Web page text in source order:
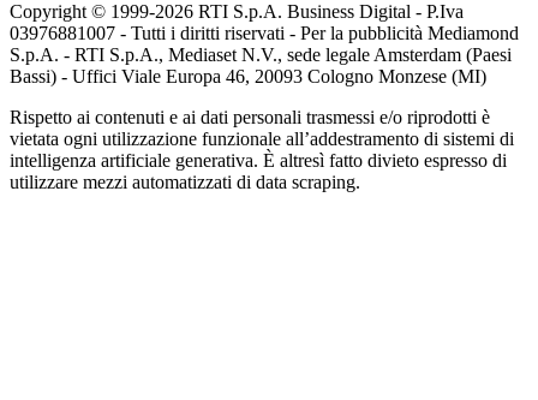
Copyright © 1999-2026 RTI S.p.A. Business Digital - P.Iva
03976881007 - Tutti i diritti riservati - Per la pubblicità Mediamond
S.p.A. - RTI S.p.A., Mediaset N.V., sede legale Amsterdam (Paesi
Bassi) - Uffici Viale Europa 46, 20093 Cologno Monzese (MI)
Rispetto ai contenuti e ai dati personali trasmessi e/o riprodotti è
vietata ogni utilizzazione funzionale all’addestramento di sistemi di
intelligenza artificiale generativa. È altresì fatto divieto espresso di
utilizzare mezzi automatizzati di data scraping.